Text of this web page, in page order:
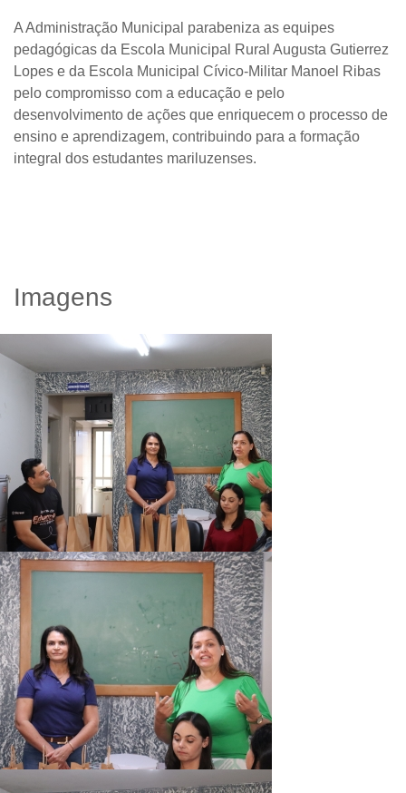
A Administração Municipal parabeniza as equipes
pedagógicas da Escola Municipal Rural Augusta Gutierrez
Lopes e da Escola Municipal Cívico-Militar Manoel Ribas
pelo compromisso com a educação e pelo
desenvolvimento de ações que enriquecem o processo de
ensino e aprendizagem, contribuindo para a formação
integral dos estudantes mariluzenses.
Imagens